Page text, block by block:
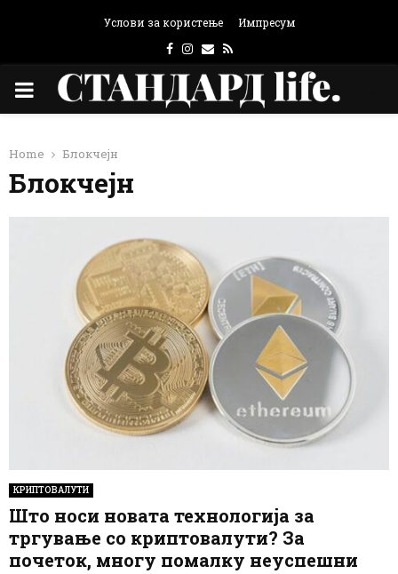
Услови за користење Импресум
Facebook
Instagram
Email
Rss
PRIMARY
Home Блокчејн
Блокчејн
КРИПТОВАЛУТИ
Што носи новата технологија за
тргување со криптовалути? За
почеток, многу помалку неуспешни